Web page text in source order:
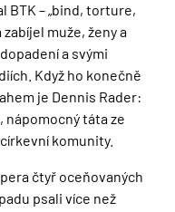
BTK – „bind, torture,
muže, ženy a
a svými
Když ho konečně
je Dennis Rader:
nápomocný táta ze
komunity.
čtyř oceňovaných
psali více než